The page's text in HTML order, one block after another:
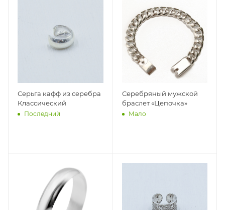
Серьга кафф из серебра
Классический
Последний
Серебряный мужской
браслет «Цепочка»
Мало